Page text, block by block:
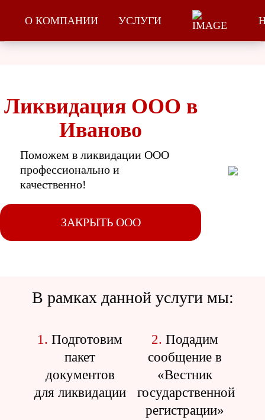
О КОМПАНИИ УСЛУГИ
Ликвидация ООО в
Иваново
Поможем в ликвидации ООО
профессионально и
качественно!
ЗАКРЫТЬ ООО
В рамках данной услуги мы:
1.Подготовим
пакет
документов
для ликвидации
2.Подадим
сообщение в
«Вестник
государственной
регистрации»